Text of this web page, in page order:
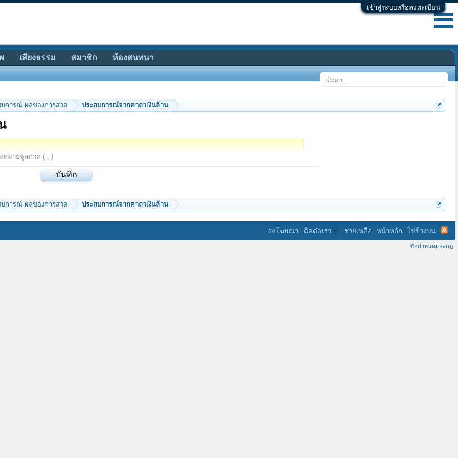
เข้าสู่ระบบหรือลงทะเบียน
บการณ์ ผลของการสวด ประสบการณ์จากคาถาเงินล้าน
หมายจุลภาค ( , )
บการณ์ ผลของการสวด ประสบการณ์จากคาถาเงินล้าน
เสียงธรรม สมาชิก ห้องสนทนา
ลงโฆษณา ติดต่อเรา ช่วยเหลือ หน้าหลัก ไปข้างบน
ข้อกำหนดและกฎ